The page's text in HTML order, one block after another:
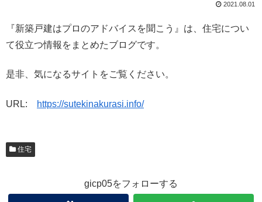
2021.08.01
『新築戸建はプロのアドバイスを聞こう』は、住宅につい
て役立つ情報をまとめたブログです。
是非、気になるサイトをご覧ください。
URL: https://sutekinakurasi.info/
住宅
gicp05をフォローする